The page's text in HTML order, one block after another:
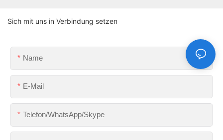
Sich mit uns in Verbindung setzen
Name
E-Mail
Telefon/WhatsApp/Skype